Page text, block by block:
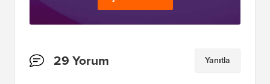
Okuyucu29 Yorum Yanıtla